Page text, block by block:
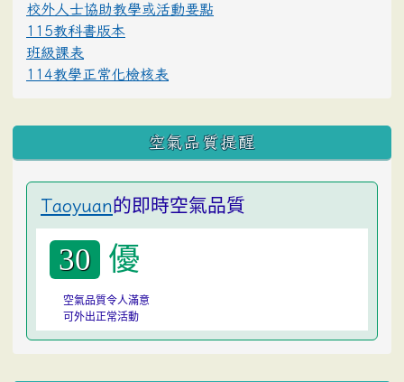
校外人士協助教學或活動要點
115教科書版本
班級課表
114教學正常化檢核表
空氣品質提醒
Taoyuan的即時空氣品質
30 優
空氣品質令人滿意
可外出正常活動